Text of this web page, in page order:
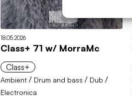
18.05.2026
Class+ 71 w/ MorraMc
Class+
Ambient/ Drum and bass / Dub /
Electronica